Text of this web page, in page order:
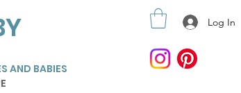
AND BABIES
Log In